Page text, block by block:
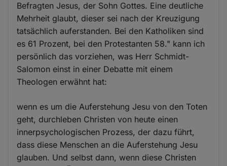
Befragten Jesus, der Sohn Gottes. Eine deutliche
Mehrheit glaubt, dieser sei nach der Kreuzigung
tatsächlich auferstanden. Bei den Katholiken sind
es 61 Prozent, bei den Protestanten 58." kann ich
persönlich das vorziehen, was Herr Schmidt-
Salomon einst in einer Debatte mit einem
Theologen erwähnt hat:
wenn es um die Auferstehung Jesu von den Toten
geht, durchleben Christen von heute einen
innerpsychologischen Prozess, der dazu führt,
dass diese Menschen an die Auferstehung Jesu
glauben. Und selbst dann, wenn diese Christen